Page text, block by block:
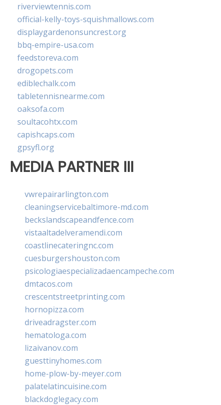
riverviewtennis.com
official-kelly-toys-squishmallows.com
displaygardenonsuncrest.org
bbq-empire-usa.com
feedstoreva.com
drogopets.com
ediblechalk.com
tabletennisnearme.com
oaksofa.com
soultacohtx.com
capishcaps.com
gpsyfl.org
MEDIA PARTNER III
vwrepairarlington.com
cleaningservicebaltimore-md.com
beckslandscapeandfence.com
vistaaltadelveramendi.com
coastlinecateringnc.com
cuesburgershouston.com
psicologiaespecializadaencampeche.com
dmtacos.com
crescentstreetprinting.com
hornopizza.com
driveadragster.com
hematologa.com
lizaivanov.com
guesttinyhomes.com
home-plow-by-meyer.com
palatelatincuisine.com
blackdoglegacy.com